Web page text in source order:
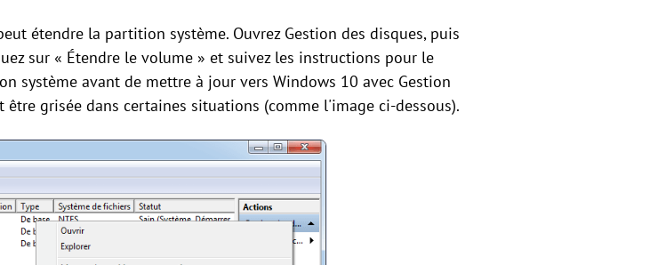
étendre la partition système. Ouvrez Gestion des disques, puis
sur « Étendre le volume » et suivez les instructions pour le
système avant de mettre à jour vers Windows 10 avec Gestion
grisée dans certaines situations (comme l'image ci-dessous).